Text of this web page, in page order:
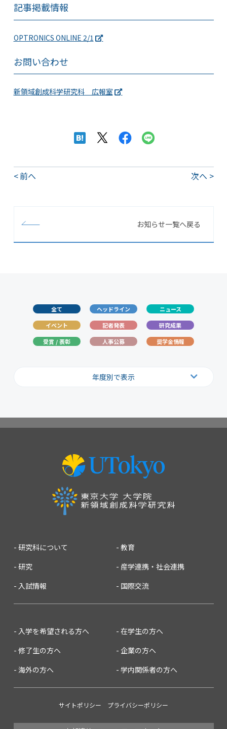
記事掲載情報
OPTRONICS ONLINE 2/1
お問い合わせ
新領域創成科学研究科 広報室
前へ 次へ
お知らせ一覧へ戻る
全て ヘッドライン
ニュース
イベント
記者発表
研究成果
受賞 / 表彰
人事公募 奨学金情報
年度別で表示
研究科について
教育
研究
産学連携・社会連携
入試情報
国際交流
入学を希望される方へ
在学生の方へ
修了生の方へ
企業の方へ
海外の方へ
学内関係者の方へ
サイトポリシー プライバシーポリシー